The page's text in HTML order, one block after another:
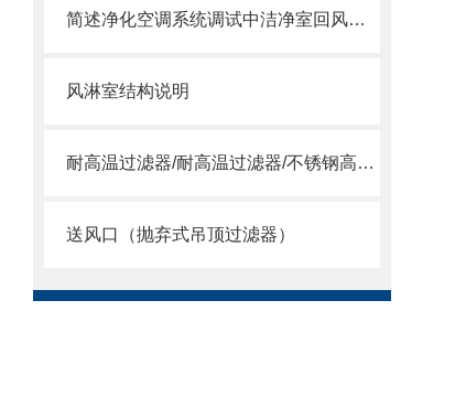
简述净化空调系统调试中洁净室回风口变为送风口的问题
风淋室结构说明
耐高温过滤器/耐高温过滤器/不锈钢高温过滤器
送风口（抛弃式吊顶过滤器）